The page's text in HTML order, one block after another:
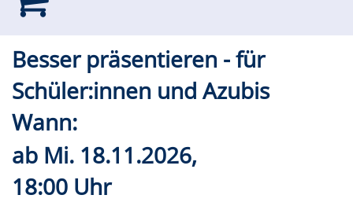
Besser präsentieren - für
Schüler:innen und Azubis
Wann:
ab Mi. 18.11.2026,
18:00 Uhr